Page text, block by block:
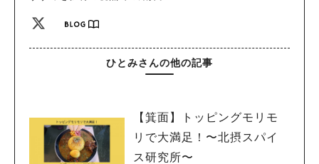
ひとみさんの他の記事
【箕面】トッピングモリモ
リで大満足！〜北摂スパイ
ス研究所〜